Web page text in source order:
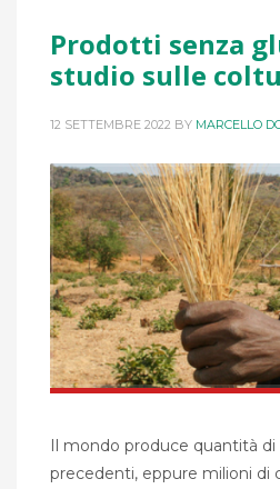
Prodotti senza
studio sulle
12 SETTEMBRE 2022 BY MARCELLO
Il mondo produce quantità di
precedenti, eppure milioni di